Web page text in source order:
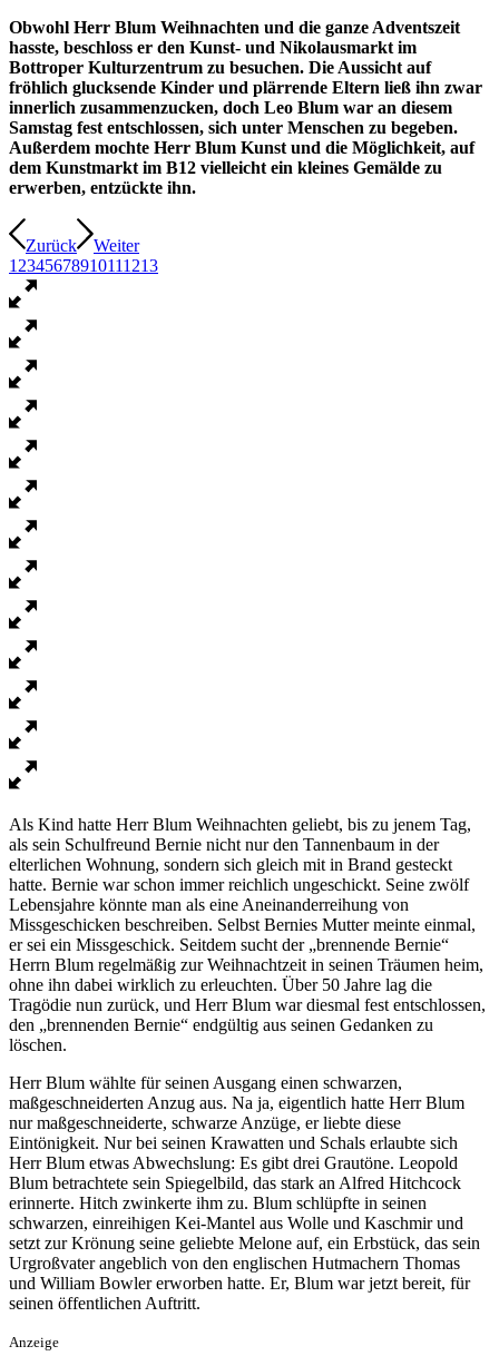
Obwohl Herr Blum Weihnachten und die ganze Adventszeit
hasste, beschloss er den Kunst- und Nikolausmarkt im
Bottroper Kulturzentrum zu besuchen. Die Aussicht auf
fröhlich glucksende Kinder und plärrende Eltern ließ ihn zwar
innerlich zusammenzucken, doch Leo Blum war an diesem
Samstag fest entschlossen, sich unter Menschen zu begeben.
Außerdem mochte Herr Blum Kunst und die Möglichkeit, auf
dem Kunstmarkt im B12 vielleicht ein kleines Gemälde zu
erwerben, entzückte ihn.
Zurück
Weiter
1 2345678910111213
Als Kind hatte Herr Blum Weihnachten geliebt, bis zu jenem Tag,
als sein Schulfreund Bernie nicht nur den Tannenbaum in der
elterlichen Wohnung, sondern sich gleich mit in Brand gesteckt
hatte. Bernie war schon immer reichlich ungeschickt. Seine zwölf
Lebensjahre könnte man als eine Aneinanderreihung von
Missgeschicken beschreiben. Selbst Bernies Mutter meinte einmal,
er sei ein Missgeschick. Seitdem sucht der „brennende Bernie“
Herrn Blum regelmäßig zur Weihnachtzeit in seinen Träumen heim,
ohne ihn dabei wirklich zu erleuchten. Über 50 Jahre lag die
Tragödie nun zurück, und Herr Blum war diesmal fest entschlossen,
den „brennenden Bernie“ endgültig aus seinen Gedanken zu
löschen.
Herr Blum wählte für seinen Ausgang einen schwarzen,
maßgeschneiderten Anzug aus. Na ja, eigentlich hatte Herr Blum
nur maßgeschneiderte, schwarze Anzüge, er liebte diese
Eintönigkeit. Nur bei seinen Krawatten und Schals erlaubte sich
Herr Blum etwas Abwechslung: Es gibt drei Grautöne. Leopold
Blum betrachtete sein Spiegelbild, das stark an Alfred Hitchcock
erinnerte. Hitch zwinkerte ihm zu. Blum schlüpfte in seinen
schwarzen, einreihigen Kei-Mantel aus Wolle und Kaschmir und
setzt zur Krönung seine geliebte Melone auf, ein Erbstück, das sein
Urgroßvater angeblich von den englischen Hutmachern Thomas
und William Bowler erworben hatte. Er, Blum war jetzt bereit, für
seinen öffentlichen Auftritt.
Anzeige